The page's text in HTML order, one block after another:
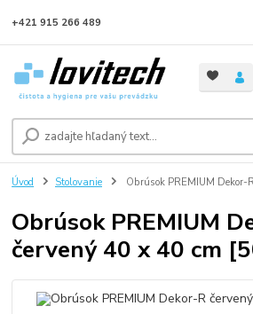
+421 915 266 489
Úvod Stolovanie Obrúsok PREMIUM
Obrúsok PREMIUM
červený 40 x 40 cm